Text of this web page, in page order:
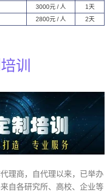
3000元 / 人
1天
2800元 / 人 2天
训
理商，自代理以来，已举办
自各研究所、高校、企业等